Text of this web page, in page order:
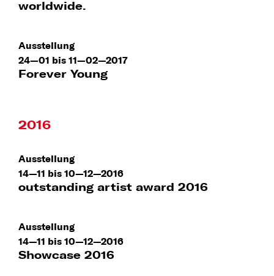
worldwide.
Ausstellung
24—01 bis 11—02—2017
Forever Young
2016
Ausstellung
14—11 bis 10—12—2016
outstanding artist award 2016
Ausstellung
14—11 bis 10—12—2016
Showcase 2016